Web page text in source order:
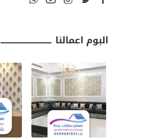
البوم اعمالنا ـــــــــــــــــــــــــــــــــ